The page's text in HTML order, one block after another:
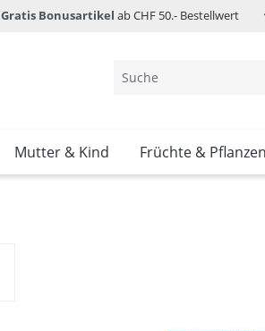
Gratis Bonusartikel ab CHF 50.- Bestellwert
Mutter & Kind Früchte & Pflanzen